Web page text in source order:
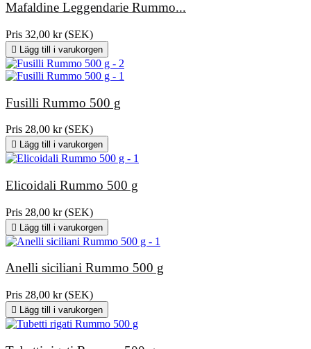
Mafaldine Leggendarie Rummo...
Pris 32,00 kr (SEK)
 Lägg till i varukorgen
Fusilli Rummo 500 g
Pris 28,00 kr (SEK)
 Lägg till i varukorgen
Elicoidali Rummo 500 g
Pris 28,00 kr (SEK)
 Lägg till i varukorgen
Anelli siciliani Rummo 500 g
Pris 28,00 kr (SEK)
 Lägg till i varukorgen